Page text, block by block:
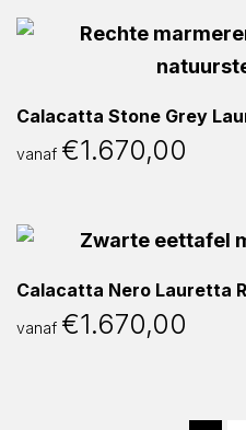
Calacatta Stone Grey
vanaf €1.670,00
Calacatta Nero Lauretta
vanaf €1.670,00